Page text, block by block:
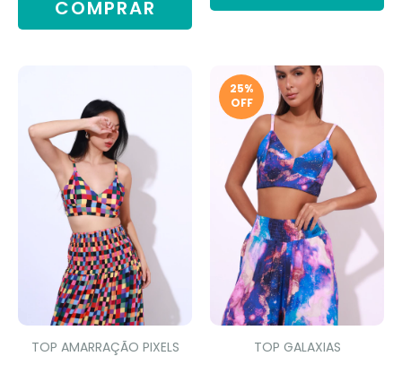
COMPRAR
TOP AMARRAÇÃO PIXELS
25%
OFF
TOP GALAXIAS